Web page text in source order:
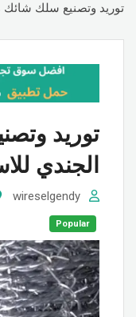
توريد وتصنيع سلك شائك
توريد
الجندي
Popular